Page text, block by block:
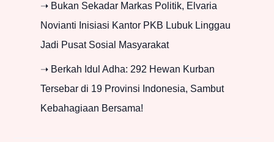
➝ Bukan Sekadar Markas Politik, Elvaria
Novianti Inisiasi Kantor PKB Lubuk Linggau
Jadi Pusat Sosial Masyarakat
➝ Berkah Idul Adha: 292 Hewan Kurban
Tersebar di 19 Provinsi Indonesia, Sambut
Kebahagiaan Bersama!